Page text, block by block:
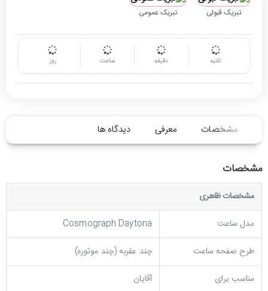
روز ساعت دقیقه ثانیه
تبریک قبولی تبریک عمومی
مشخصات معرفی دیدگاه ها
مشخصات
مشخصات ظاهری
مدل ساعت
Cosmograph Daytona
طرح صفحه ساعت
چند عقربه (چند موتوره)
مناسب برای
آقایان